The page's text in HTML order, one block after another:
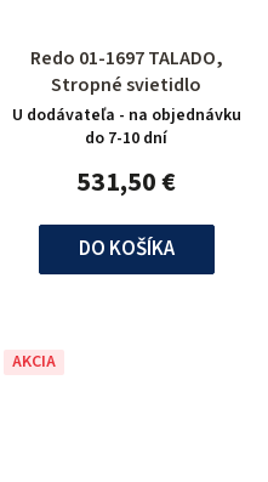
Redo 01-1697 TALADO,
Stropné svietidlo
U dodávateľa - na objednávku
do 7-10 dní
531,50 €
DO KOŠÍKA
AKCIA